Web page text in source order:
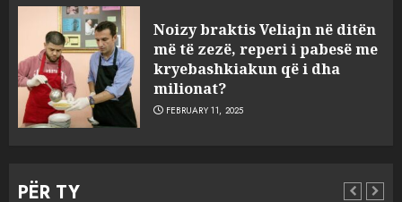
Noizy braktis Veliajn në ditën
më të zezë, reperi i pabesë me
kryebashkiakun që i dha
milionat?
FEBRUARY 11, 2025
PËR TY
3
sulmuan “One Albania”,
ngjarja u fsheh. A u vodhën
serverat?
MARCH 25, 2025